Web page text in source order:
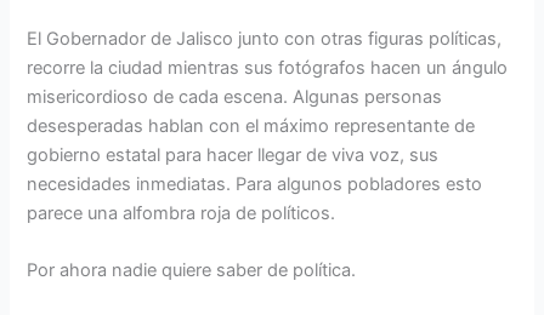
El Gobernador de Jalisco junto con otras figuras políticas,
recorre la ciudad mientras sus fotógrafos hacen un ángulo
misericordioso de cada escena. Algunas personas
desesperadas hablan con el máximo representante de
gobierno estatal para hacer llegar de viva voz, sus
necesidades inmediatas. Para algunos pobladores esto
parece una alfombra roja de políticos.
Por ahora nadie quiere saber de política.